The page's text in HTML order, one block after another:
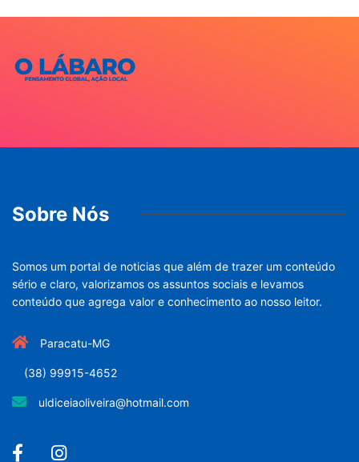
Sobre Nós
Somos um portal de noticias que além de trazer um conteúdo
sério e claro, valorizamos os assuntos sociais e levamos
conteúdo que agrega valor e conhecimento ao nosso leitor.
Paracatu-MG
(38) 99915-4652
uldiceiaoliveira@hotmail.com